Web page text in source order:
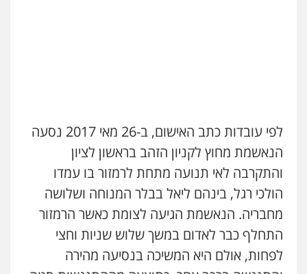
לפי עובדות כתב האישום, ב-26 מאי 2017 נסעה
הנאשמת מחוץ לקניון הזהב בראשון לציון
והתקרבה לאי תנועה מתחת לרמזור בו עמדו
הולכי רגל, בינהם ליאל בבלר המנוחה ושלושה
מחבריה. הנאשמת הגיעה לצומת כאשר הרמזור
התחלף כבר לאדום במשך שלוש שניות וחצי
לפחות, אולם היא המשיכה בנסיעה מהירה